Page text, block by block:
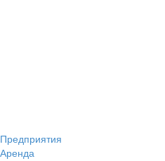
Предприятия
Аренда